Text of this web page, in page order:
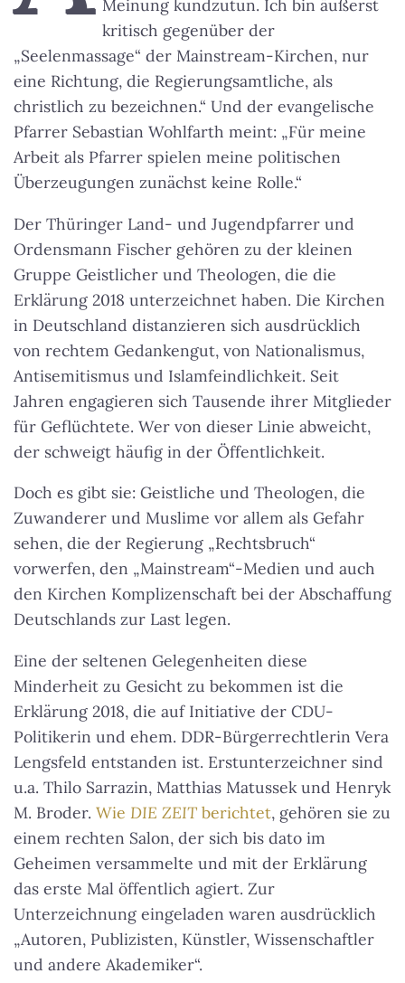
Meinung kundzutun. Ich bin äußerst
kritisch gegenüber der
„Seelenmassage“ der Mainstream-Kirchen, nur
eine Richtung, die Regierungsamtliche, als
christlich zu bezeichnen.“ Und der evangelische
Pfarrer Sebastian Wohlfarth meint: „Für meine
Arbeit als Pfarrer spielen meine politischen
Überzeugungen zunächst keine Rolle.“
Der Thüringer Land- und Jugendpfarrer und
Ordensmann Fischer gehören zu der kleinen
Gruppe Geistlicher und Theologen, die die
Erklärung 2018 unterzeichnet haben. Die Kirchen
in Deutschland distanzieren sich ausdrücklich
von rechtem Gedankengut, von Nationalismus,
Antisemitismus und Islamfeindlichkeit. Seit
Jahren engagieren sich Tausende ihrer Mitglieder
für Geflüchtete. Wer von dieser Linie abweicht,
der schweigt häufig in der Öffentlichkeit.
Doch es gibt sie: Geistliche und Theologen, die
Zuwanderer und Muslime vor allem als Gefahr
sehen, die der Regierung „Rechtsbruch“
vorwerfen, den „Mainstream“-Medien und auch
den Kirchen Komplizenschaft bei der Abschaffung
Deutschlands zur Last legen.
Eine der seltenen Gelegenheiten diese
Minderheit zu Gesicht zu bekommen ist die
Erklärung 2018, die auf Initiative der CDU-
Politikerin und ehem. DDR-Bürgerrechtlerin Vera
Lengsfeld entstanden ist. Erstunterzeichner sind
u.a. Thilo Sarrazin, Matthias Matussek und Henryk
M. Broder. Wie DIE ZEIT berichtet, gehören sie zu
einem rechten Salon, der sich bis dato im
Geheimen versammelte und mit der Erklärung
das erste Mal öffentlich agiert. Zur
Unterzeichnung eingeladen waren ausdrücklich
„Autoren, Publizisten, Künstler, Wissenschaftler
und andere Akademiker“.